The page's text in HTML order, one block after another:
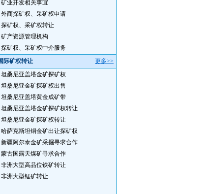
矿业开发相关事宜
外商探矿权、采矿权申请
探矿权、采矿权转让
矿产资源管理机构
探矿权、采矿权中介服务
际矿权转让
更多>>
坦桑尼亚盖塔金矿探矿权
坦桑尼亚金矿探矿权出售
坦桑尼亚盖塔黄金成矿带
坦桑尼亚盖塔金矿探矿权转让
坦桑尼亚金矿探矿权转让
哈萨克斯坦铜金矿出让探矿权
新疆阿尔泰金矿采掘寻求合作
蒙古国露天煤矿寻求合作
非洲大型高品位铁矿转让
非洲大型锰矿转让